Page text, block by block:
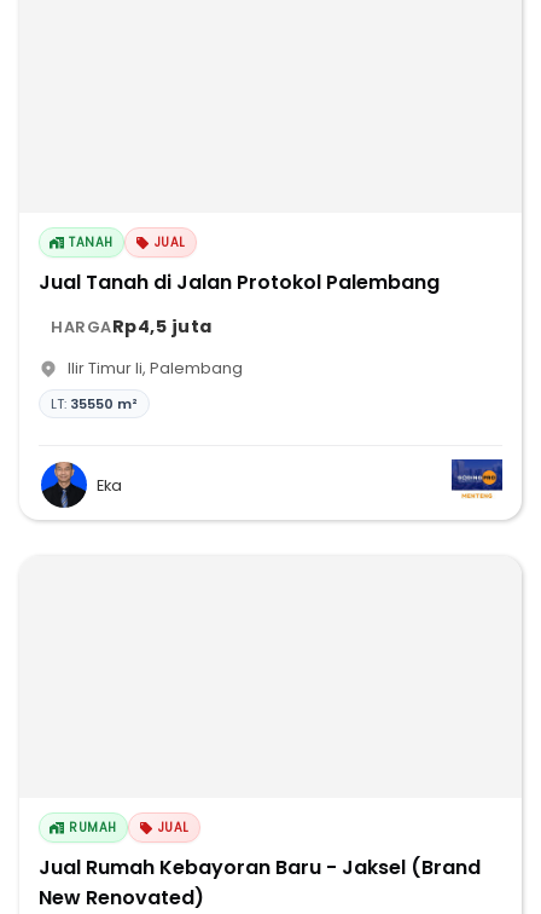
TANAH JUAL
Jual Tanah di Jalan Protokol Palembang
HARGARp4,5 juta
Ilir Timur Ii, Palembang
LT: 35550 m²
Eka
RUMAH JUAL
Jual Rumah Kebayoran Baru - Jaksel (Brand
New Renovated)